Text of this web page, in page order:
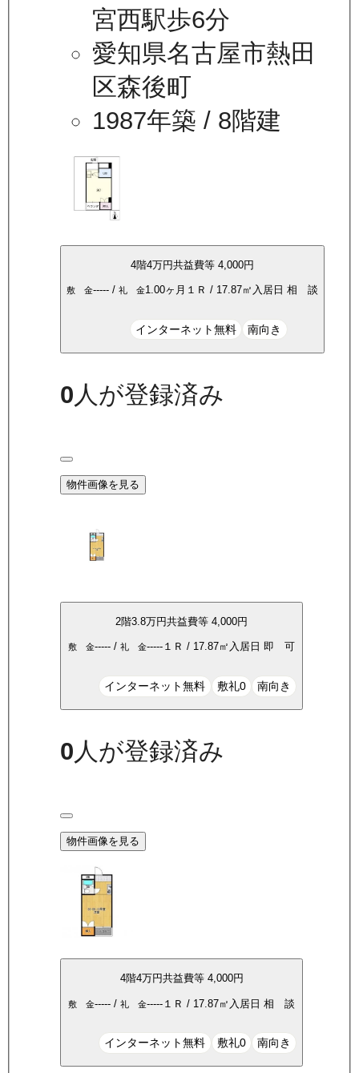
宮西駅歩6分
愛知県名古屋市熱田
区森後町
1987年築 / 8階建
4階4万円共益費等4,000円
敷 金----- /礼 金1.00ヶ月 １Ｒ / 17.87㎡ 入居日相 談
インターネット無料 南向き
0 人が登録済み
物件画像を見る
2階3.8万円共益費等4,000円
敷 金----- /礼 金----- １Ｒ / 17.87㎡ 入居日 即 可
インターネット無料 敷礼0 南向き
0人が登録済み
物件画像を見る
4階4万円共益費等 4,000円
敷 金----- /礼 金----- １Ｒ / 17.87㎡ 入居日相 談
インターネット無料 敷礼0 南向き